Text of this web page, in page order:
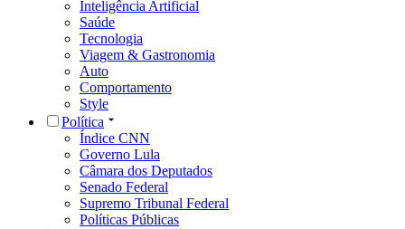
Inteligência Artificial
Saúde
Tecnologia
Viagem & Gastronomia
Auto
Comportamento
Style
Política
Índice CNN
Governo Lula
Câmara dos Deputados
Senado Federal
Supremo Tribunal Federal
Políticas Públicas